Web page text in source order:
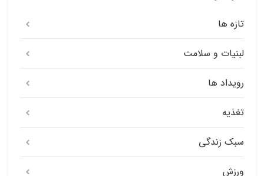
تازه ها
لبنیات و سلامت
رویداد ها
تغذیه
سبک زندگی
ورزش